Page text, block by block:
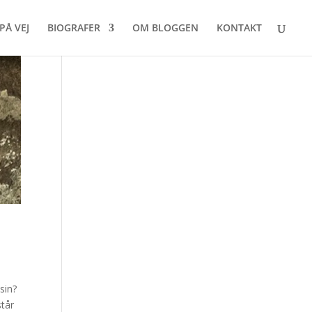
VEJ BIOGRAFER OM BLOGGEN KONTAKT